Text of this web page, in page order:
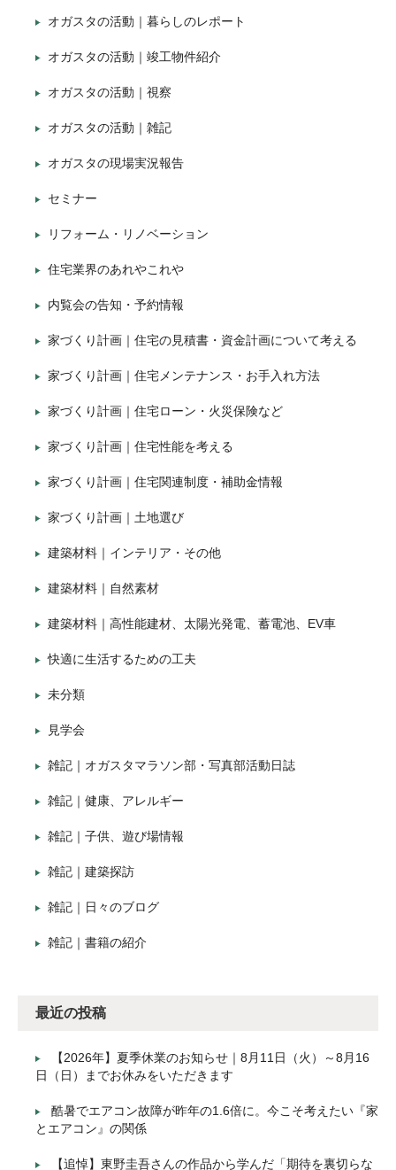
オガスタの活動｜暮らしのレポート
オガスタの活動｜竣工物件紹介
オガスタの活動｜視察
オガスタの活動｜雑記
オガスタの現場実況報告
セミナー
リフォーム・リノベーション
住宅業界のあれやこれや
内覧会の告知・予約情報
家づくり計画｜住宅の見積書・資金計画について考える
家づくり計画｜住宅メンテナンス・お手入れ方法
家づくり計画｜住宅ローン・火災保険など
家づくり計画｜住宅性能を考える
家づくり計画｜住宅関連制度・補助金情報
家づくり計画｜土地選び
建築材料｜インテリア・その他
建築材料｜自然素材
建築材料｜高性能建材、太陽光発電、蓄電池、EV車
快適に生活するための工夫
未分類
見学会
雑記｜オガスタマラソン部・写真部活動日誌
雑記｜健康、アレルギー
雑記｜子供、遊び場情報
雑記｜建築探訪
雑記｜日々のブログ
雑記｜書籍の紹介
最近の投稿
【2026年】夏季休業のお知らせ｜8月11日（火）～8月16
日（日）までお休みをいただきます
酷暑でエアコン故障が昨年の1.6倍に。今こそ考えたい『家
とエアコン』の関係
【追悼】東野圭吾さんの作品から学んだ「期待を裏切らな